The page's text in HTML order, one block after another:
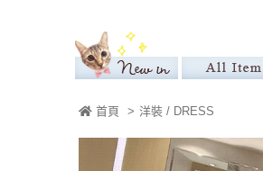
首頁 > 洋裝 / DRESS